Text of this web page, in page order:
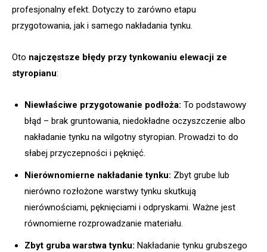
profesjonalny efekt. Dotyczy to zarówno etapu
przygotowania, jak i samego nakładania tynku.
Oto najczęstsze błędy przy tynkowaniu elewacji ze
styropianu:
Niewłaściwe przygotowanie podłoża: To podstawowy
błąd – brak gruntowania, niedokładne oczyszczenie albo
nakładanie tynku na wilgotny styropian. Prowadzi to do
słabej przyczepności i pęknięć.
Nierównomierne nakładanie tynku: Zbyt grube lub
nierówno rozłożone warstwy tynku skutkują
nierównościami, pęknięciami i odpryskami. Ważne jest
równomierne rozprowadzanie materiału.
Zbyt gruba warstwa tynku: Nakładanie tynku grubszego